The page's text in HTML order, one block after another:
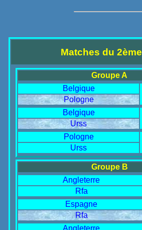
Matches du
Groupe A
Belgique
Pologne
Belgique
Urss
Pologne
Urss
Groupe B
Angleterre
Rfa
Espagne
Rfa
Angleterre